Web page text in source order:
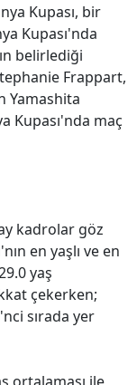
Kupası, bir
Kupası'nda
belirlediği
Frappart,
Yamashita
Kupası'nda maç
kadrolar göz
en yaşlı ve en
yaş
çekerken;
sırada yer